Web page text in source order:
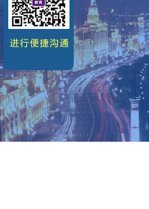
关于我们
了解本站
联系我们